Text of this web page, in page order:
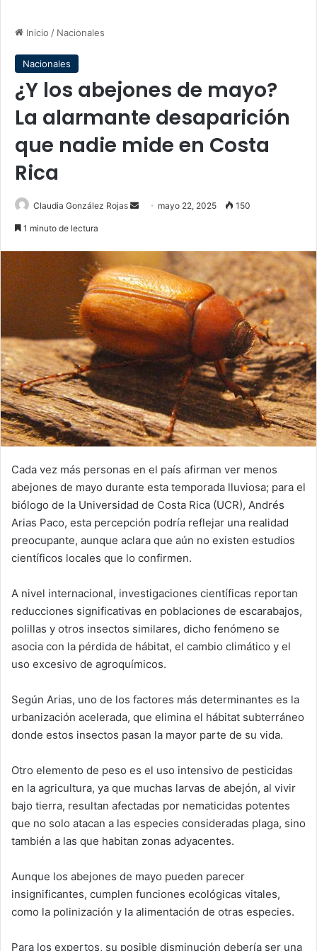
Inicio / Nacionales
Nacionales
¿Y los abejones de mayo?
La alarmante desaparición
que nadie mide en Costa
Rica
Claudia González Rojas
Send mayo 22, 2025 150
1 minuto de lectura
Cada vez más personas en el país afirman ver menos
abejones de mayo durante esta temporada lluviosa; para el
biólogo de la Universidad de Costa Rica (UCR), Andrés
Arias Paco, esta percepción podría reflejar una realidad
preocupante, aunque aclara que aún no existen estudios
científicos locales que lo confirmen.
A nivel internacional, investigaciones científicas reportan
reducciones significativas en poblaciones de escarabajos,
polillas y otros insectos similares, dicho fenómeno se
asocia con la pérdida de hábitat, el cambio climático y el
uso excesivo de agroquímicos.
Según Arias, uno de los factores más determinantes es la
urbanización acelerada, que elimina el hábitat subterráneo
donde estos insectos pasan la mayor parte de su vida.
Otro elemento de peso es el uso intensivo de pesticidas
en la agricultura, ya que muchas larvas de abejón, al vivir
bajo tierra, resultan afectadas por nematicidas potentes
que no solo atacan a las especies consideradas plaga, sino
también a las que habitan zonas adyacentes.
Aunque los abejones de mayo pueden parecer
insignificantes, cumplen funciones ecológicas vitales,
como la polinización y la alimentación de otras especies.
Para los expertos, su posible disminución debería ser una